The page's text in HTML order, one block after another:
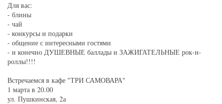
Для вас:
- блины
- чай
- конкурсы и подарки
- общение с интересными гостями
- и конечно ДУШЕВНЫЕ баллады и ЗАЖИГАТЕЛЬНЫЕ рок-н-
роллы!!!!
Встречаемся в кафе "ТРИ САМОВАРА"
1 марта в 20.00
ул. Пушкинская, 2а